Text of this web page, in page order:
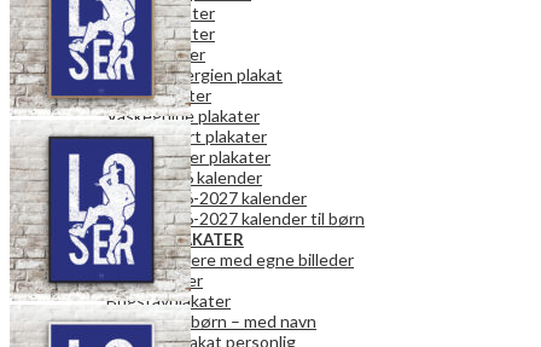
Natur plakater
Retro plakater
Rum plakater
Spar på energien plakat
Teen plakater
Vaskeguide plakater
Verdenskort plakater
Vægkalender plakater
2026 kalender
2026-2027 kalender
2026-2027 kalender til børn
PERSONLIGE PLAKATER
Fotokalendere med egne billeder
Fotoplakater
Bogstavplakater
Plakater til børn – med navn
Danmark plakat personlig